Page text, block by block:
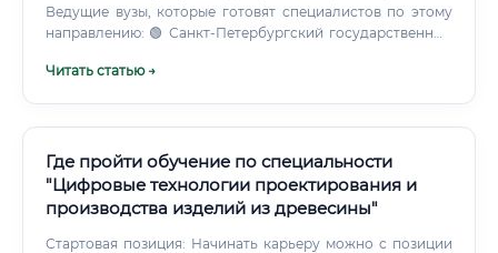
Ведущие вузы, которые готовят специалистов по этому
направлению: 🟢 Санкт-Петербургский государственный
Читать статью →
Где пройти обучение по специальности
"Цифровые технологии проектирования и
производства изделий из древесины"
Стартовая позиция: Начинать карьеру можно с позиции